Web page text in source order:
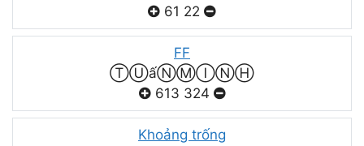
61 22
FF
ⓉⓊấⓃⓂⒾⓃⒽ
613 324
Khoảng trống